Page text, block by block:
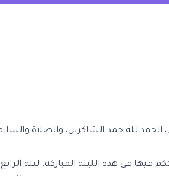
لله حمد الشاكرين، والصلاة
فيها في هذه الليلة المباركة، ليلة